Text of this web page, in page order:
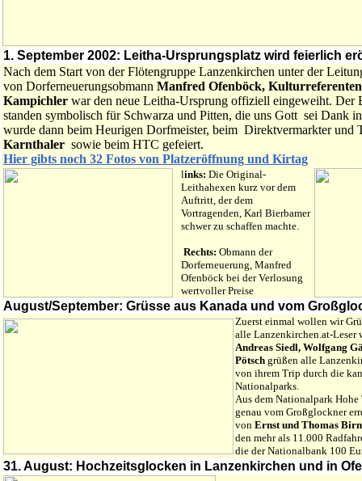
1. September 2002: Leitha-Ursprungsplatz wird feierlich
Nach dem Start von der Flötengruppe Lanzenkirchen unter der
von Dorferneuerungsobmann Manfred Ofenböck,
Kampichler war den neue Leitha-Ursprung offiziell eingeweiht. Der
standen symbolisch für Schwarza und Pitten, die uns Gott sei Dank
wurde dann beim Heurigen Dorfmeister, beim Direktvermarkter und
Karnthaler sowie beim HTC gefeiert.
Hier gibts noch 32 Fotos von Platzeröffnung und Kirtag
links: Die Original-
Leithahexen kurz vor dem
Auftritt, der dem
Vortragenden, Karl Bierbamer
schwer zu schaffen machte.
Rechts: Obmann der
Dorferneuerung, Manfred
Ofenböck bei der Verlosung
wertvoller Preise
August/September: Grüsse aus Kanada und vom
Zuerst einmal wollen wir
alle Lanzenkirchen.at-Leser
Andreas Siedl, Wolfgang
Pötsch grüßen alle
von ihrem Trip durch die
Nationalparks.
Aus dem Nationalpark Hohe
genau vom Großglockner
von Ernst und Thomas
den mehr als 11.000
die der Nationalbank 100
31. August: Hochzeitsglocken in Lanzenkirchen und in